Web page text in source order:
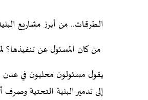
الطرقات.. من أبرز مشاريع
من كان المسئول عن تنفيذها؟
يقول مسئولون محليون في عدن
إلى تدمير البنية التحتية